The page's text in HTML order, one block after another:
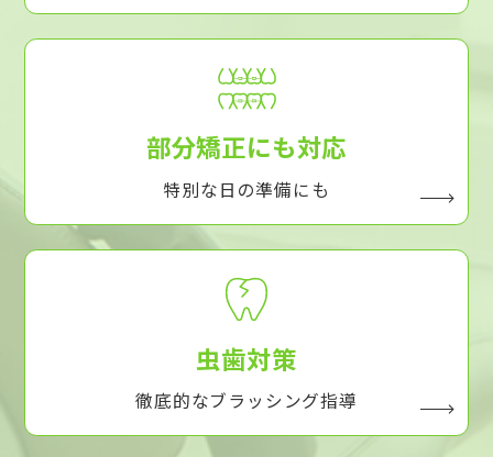
部分矯正にも対応
特別な日の準備にも
虫歯対策
徹底的なブラッシング指導